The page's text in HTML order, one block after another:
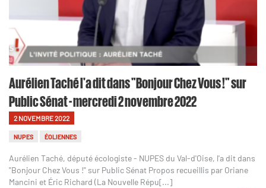
Aurélien Taché l'a dit dans "Bonjour Chez Vous !" sur
Public Sénat - mercredi 2 novembre 2022
2 NOVEMBRE 2022
NUPES ÉOLIENNES
Aurélien Taché, député écologiste - NUPES du Val-d'Oise, l'a dit dans
"Bonjour Chez Vous !" sur Public Sénat Propos recueillis par Oriane
Mancini et Éric Richard (La Nouvelle Répu[...]